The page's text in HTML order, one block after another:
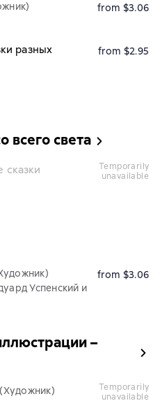
from $3.06
разных
from $2.95
всего света
temporarily
unavailable
Успенский и
from $3.06
–
(Художник)
temporarily
unavailable